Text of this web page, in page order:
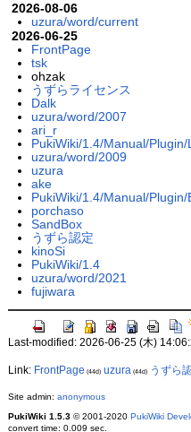
2026-08-06
uzura/word/current
2026-06-25
FrontPage
tsk
ohzak
うずらライセンス
Dalk
uzura/word/2007
ari_r
PukiWiki/1.4/Manual/Plugin/
uzura/word/2009
uzura
ake
PukiWiki/1.4/Manual/Plugin/
porchaso
SandBox
うずら認定
kinoSi
PukiWiki/1.4
uzura/word/2021
fujiwara
Last-modified: 2026-06-25 (木)
Link: FrontPage (44d) uzura (44d) うずら
Site admin: anonymous
PukiWiki 1.5.3© 2001-2020 PukiWiki
convert time: 0.009 sec.